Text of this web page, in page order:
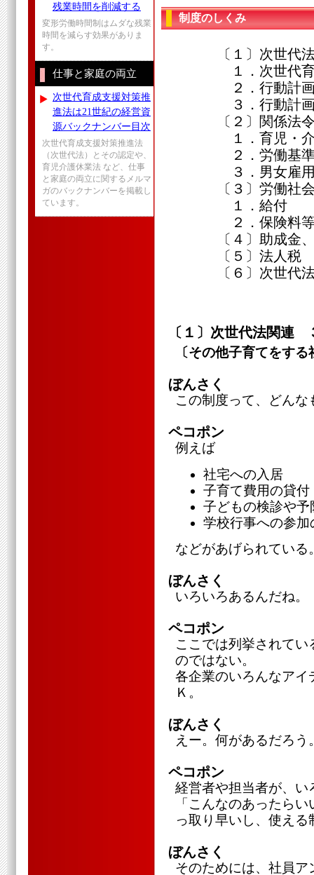
制度のしくみ
〔１〕次世代法
１．次世代育成
２．行動計画
３．行動計画
〔２〕関係法
１．育児・介
２．労働基準
３．男女雇用機
〔３〕労働社会
１．給付
２．保険料
〔４〕助成金、
〔５〕法人税
〔６〕次世代法
〔１〕次世代法関連
〔その他子育てをす
ぼんさく
この制度って、どんな
ペコポン
例えば
社宅への入居
子育て費用の貸付
子どもの検診や
学校行事への参
などがあげられている
ぼんさく
いろいろあるんだね。
ペコポン
ここでは列挙されて
のではない。
各企業のいろんなアイ
Ｋ。
ぼんさく
えー。何があるだろう
ペコポン
経営者や担当者が、い
「こんなのあったら
っ取り早いし、使え
ぼんさく
そのためには、社員ア
残業時間を削減する
変形労働時間制はムダな残業
時間を減らす効果がありま
す。
仕事と家庭の両立
次世代育成支援対策推
進法は21世紀の経営資
源バックナンバー目次
次世代育成支援対策推進法
（次世代法）とその認定や、
育児介護休業法 など、仕事
と家庭の両立に関するメルマ
ガのバックナンバーを掲載し
ています。